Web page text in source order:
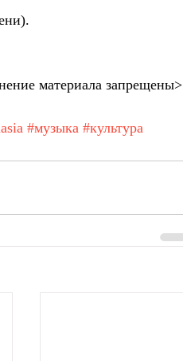
материала запрещены>
#музыка #культура